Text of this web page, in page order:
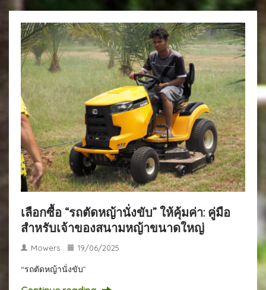
เลือกซื้อ “รถตัดหญ้านั่งขับ” ให้คุ้มค่า: คู่มือ
สำหรับเจ้าของสนามหญ้าขนาดใหญ่
Mowers 19/06/2025
“รถตัดหญ้านั่งขับ”